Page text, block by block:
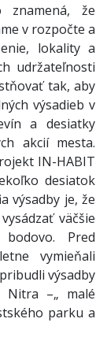
znamená, že
v rozpočte a
lokality a
udržateľnosti
tak, aby
výsadieb v
a desiatky
akcií mesta.
IN-HABIT
desiatok
výsadby je, že
väčšie
Pred
vymieňali
výsadby
Nitra –„ malé
parku a